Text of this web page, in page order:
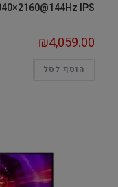
IPS
₪4,059.00
הוסף לסל